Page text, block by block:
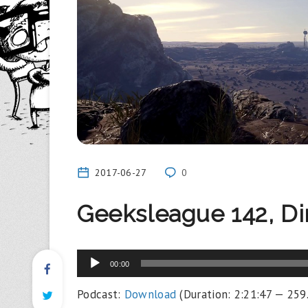
2017-06-27 0
Geeksleague 142,
Lecteur00:00
Podcast: Download (Duration: 2:21:47 —